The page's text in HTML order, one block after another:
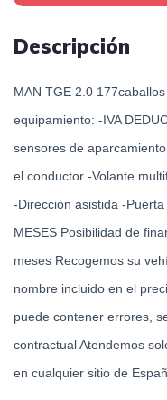
Descripción
MAN TGE 2.0
equipamiento: -IVA
sensores de
el conductor -Volante
-Dirección asistida -
MESES Posibilidad de
meses Recogemos su
nombre incluido en el
puede contener errores,
contractual Atendemos
en cualquier sitio de